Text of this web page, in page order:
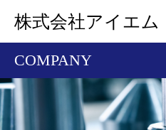
株式会社アイエム
COMPANY